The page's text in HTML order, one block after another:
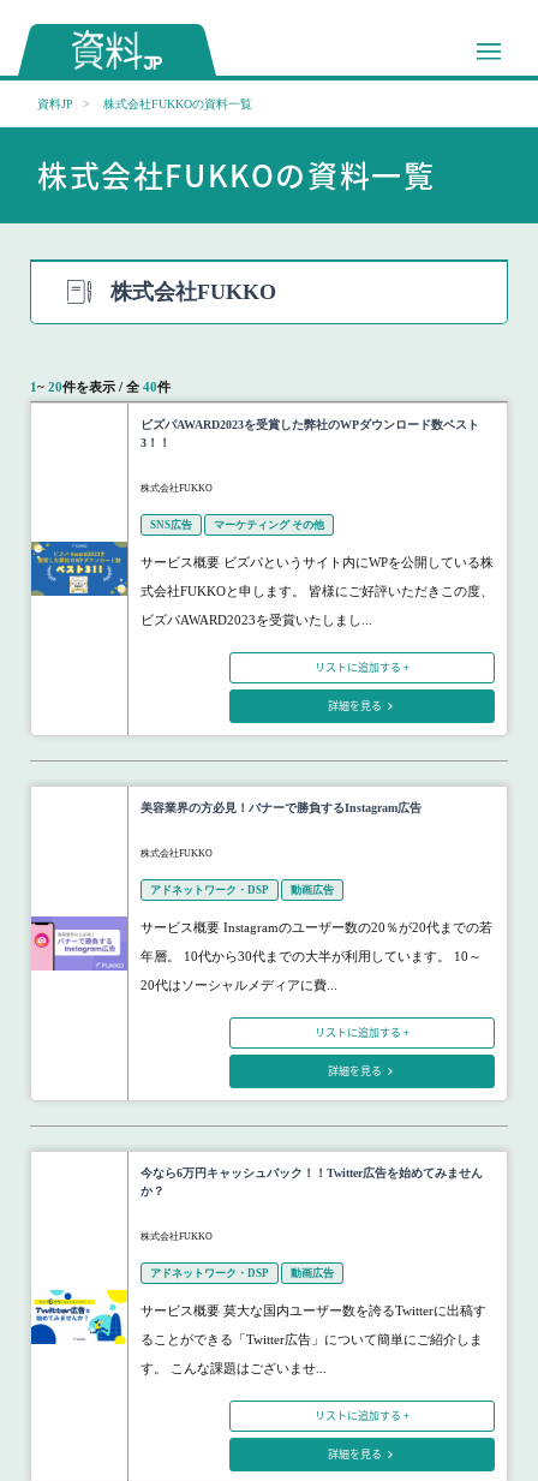
資料JP 株式会社FUKKOの資料一覧
株式会社FUKKOの資料一覧
株式会社FUKKO
1~ 20件を表示 / 全 40件
ビズパAWARD2023を受賞した弊社のWPダウンロード数ベスト
3！！
株式会社FUKKO
SNS広告 マーケティング その他
サービス概要 ビズパというサイト内にWPを公開している株
式会社FUKKOと申します。 皆様にご好評いただきこの度、
ビズパAWARD2023を受賞いたしまし...
リストに追加する +
詳細を見る
美容業界の方必見！バナーで勝負するInstagram広告
株式会社FUKKO
アドネットワーク・DSP 動画広告
サービス概要 Instagramのユーザー数の20％が20代までの若
年層。 10代から30代までの大半が利用しています。 10～
20代はソーシャルメディアに費...
リストに追加する +
詳細を見る
今なら6万円キャッシュバック！！Twitter広告を始めてみません
か？
株式会社FUKKO
アドネットワーク・DSP 動画広告
サービス概要 莫大な国内ユーザー数を誇るTwitterに出稿す
ることができる「Twitter広告」について簡単にご紹介しま
す。 こんな課題はございませ...
リストに追加する +
詳細を見る